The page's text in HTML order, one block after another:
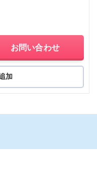
お問い合わせ
加